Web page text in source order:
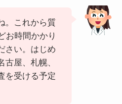
。これから質
お時間かかり
さい。はじめ
古屋、札幌、
を受ける予定